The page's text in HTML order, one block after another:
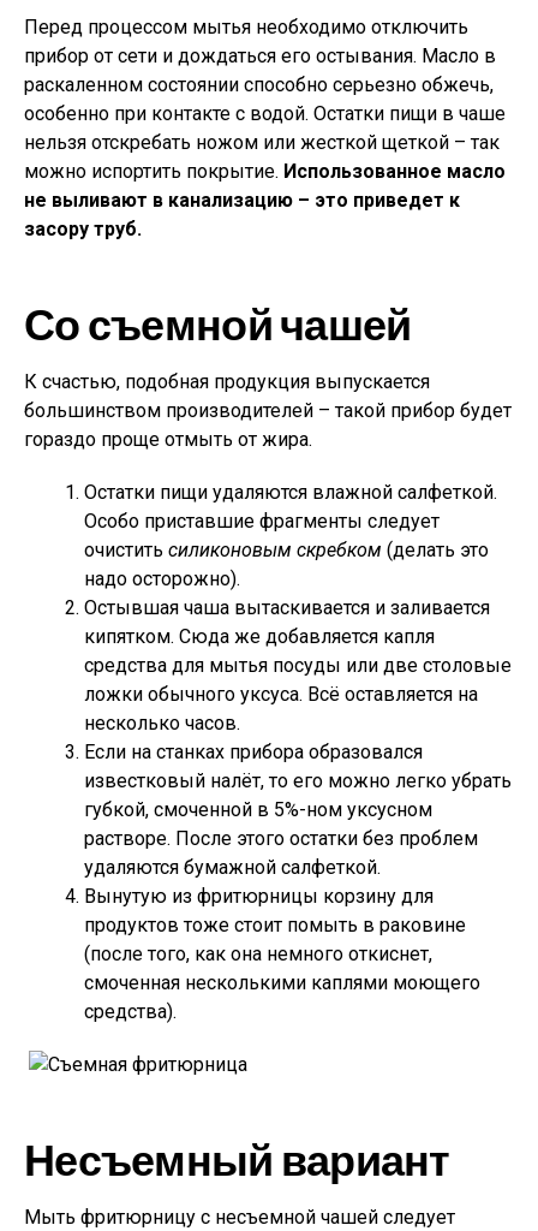
Перед процессом мытья необходимо отключить
прибор от сети и дождаться его остывания. Масло в
раскаленном состоянии способно серьезно обжечь,
особенно при контакте с водой. Остатки пищи в чаше
нельзя отскребать ножом или жесткой щеткой – так
можно испортить покрытие. Использованное масло
не выливают в канализацию – это приведет к
засору труб.
Со съемной чашей
К счастью, подобная продукция выпускается
большинством производителей – такой прибор будет
гораздо проще отмыть от жира.
Остатки пищи удаляются влажной салфеткой.
Особо приставшие фрагменты следует
очистить силиконовым скребком (делать это
надо осторожно).
Остывшая чаша вытаскивается и заливается
кипятком. Сюда же добавляется капля
средства для мытья посуды или две столовые
ложки обычного уксуса. Всё оставляется на
несколько часов.
Если на станках прибора образовался
известковый налёт, то его можно легко убрать
губкой, смоченной в 5%-ном уксусном
растворе. После этого остатки без проблем
удаляются бумажной салфеткой.
Вынутую из фритюрницы корзину для
продуктов тоже стоит помыть в раковине
(после того, как она немного откиснет,
смоченная несколькими каплями моющего
средства).
Несъемный вариант
Мыть фритюрницу с несъемной чашей следует